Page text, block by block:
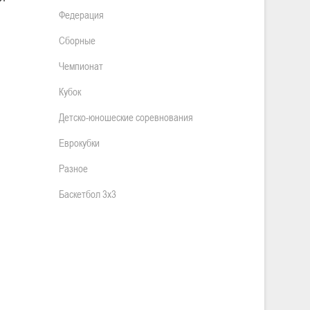
Федерация
Сборные
Чемпионат
Кубок
Детско-юношеские соревнования
Еврокубки
Разное
Баскетбол 3х3